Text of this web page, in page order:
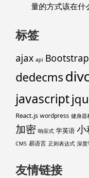
量的方式该在什
标签
ajax api Bootstrap
dedecms
javascript
React.js wordpress 健身器
加密 响应式 学英语
CMS 易语言 正则表达式 深度
友情链接